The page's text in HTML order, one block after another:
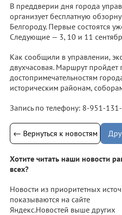
В преддверии дня города
организует бесплатную
Белгороду. Первые состоятся
Следующие — 3, 10 и 11
Как сообщили в управлении,
двухчасовая. Маршрут
достопримечательностям
историческим районам,
Запись по телефону: 8-951-
← Вернуться к новостям
Хотите читать наши новости
всех?
Новости из приоритетных
показываются на сайте
Яндекс.Новостей выше других